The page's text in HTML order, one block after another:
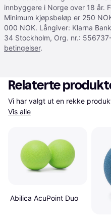
innbyggere i Norge over 18 år.
Minimum kjøpsbeløp er 250
000 NOK. Långiver: Klarna
34 Stockholm, Org. nr.:
betingelser.
Relaterte
Vis alle
Abilica AcuPoint Duo